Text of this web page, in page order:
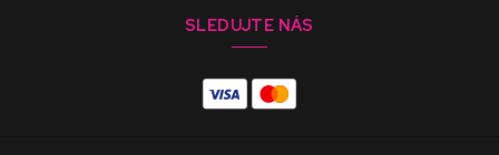
SLEDUJTE NÁS